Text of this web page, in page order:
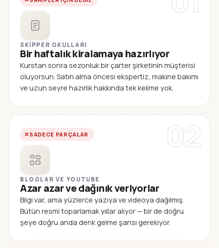
SKIPPER OKULLARI
Bir haftalık kiralamaya hazırlıyor
Kurstan sonra sezonluk bir çarter şirketinin müşterisi
oluyorsun. Satın alma öncesi ekspertiz, makine bakımı
ve uzun seyre hazırlık hakkında tek kelime yok.
02
SADECE PARÇALAR
BLOGLAR VE YOUTUBE
Azar azar ve dağınık veriyorlar
Bilgi var, ama yüzlerce yazıya ve videoya dağılmış.
Bütün resmi toparlamak yıllar alıyor — bir de doğru
şeye doğru anda denk gelme şansı gerekiyor.